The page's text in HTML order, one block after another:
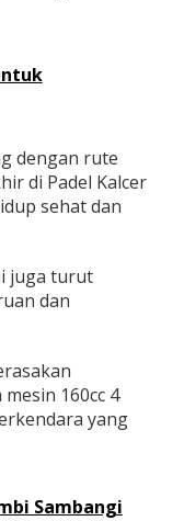
dengan rute
di Padel Kalcer
sehat dan
juga turut
dan
160cc 4
yang
Sambangi